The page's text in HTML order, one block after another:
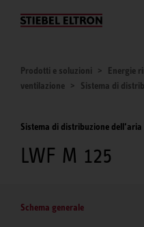
Chi siamo
Prodotti e soluzioni Energie
ventilazione
Sistema di
Sistema di distribuzione dell’aria
LWF M 125
Schema generale